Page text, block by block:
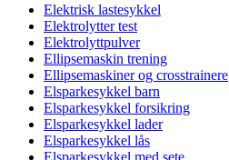
Elektrisk lastesykkel
Elektrolytter test
Elektrolyttpulver
Ellipsemaskin trening
Ellipsemaskiner og crosstrainere
Elsparkesykkel barn
Elsparkesykkel forsikring
Elsparkesykkel lader
Elsparkesykkel lås
Elsparkesykkel med sete